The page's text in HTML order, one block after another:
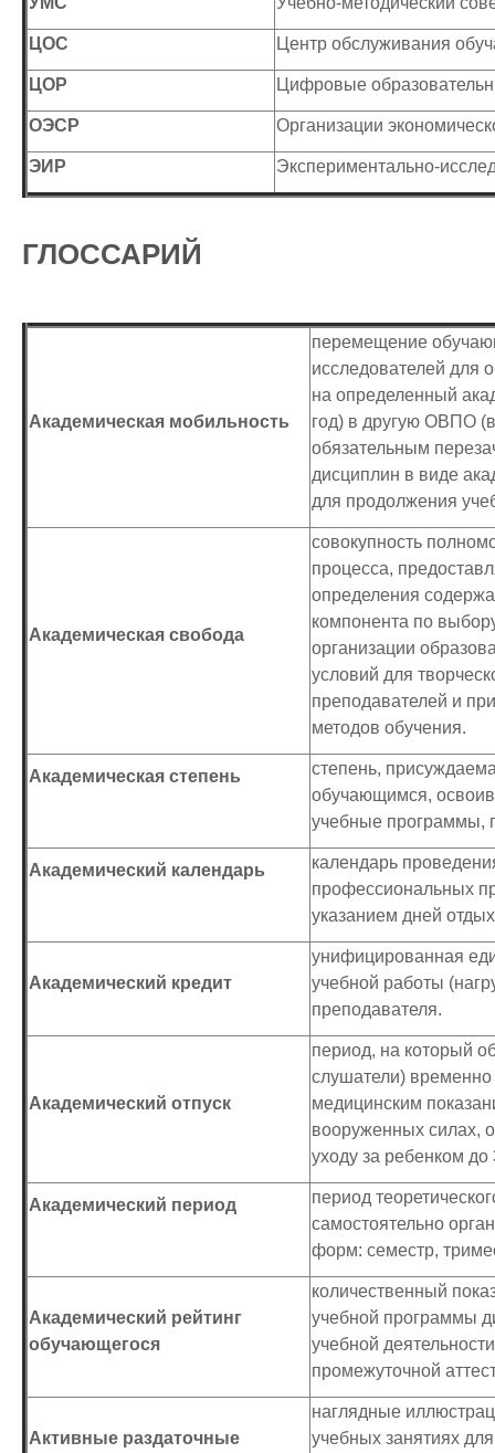
ЦОС Центр обслуживания
ЦОР Цифровые
ОЭСР Организации
ЭИР Экспериментально-
ГЛОССАРИЙ
Академическая мобильность
перемещение
исследователей для
на определенный
год) в другую ОВПО
обязательным
дисциплин в виде
для продолжения
Академическая свобода
совокупность
процесса,
определения
компонента по
организации
условий для
преподавателей и
методов обучения.
Академическая степень
степень,
обучающимся,
учебные программы,
Академический календарь
календарь
профессиональных
указанием дней
Академический кредит
унифицированная
учебной работы
преподавателя.
Академический отпуск
период, на который
слушатели)
медицинским
вооруженных силах,
уходу за ребенком до
Академический период
период
самостоятельно
форм: семестр,
Академический рейтинг
обучающегося
количественный
учебной программы
учебной
промежуточной
Активные раздаточные
наглядные
учебных занятиях